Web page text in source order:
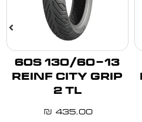
130/60-13 60S
REINF CITY GRIP
2 TL
435.00
₪